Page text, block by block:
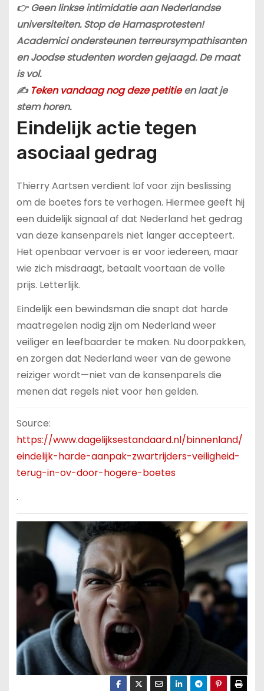
👉 Geen linkse intimidatie aan Nederlandse
universiteiten. Stop de Hamasprotesten!
Academici ondersteunen terreursympathisanten
en Joodse studenten worden gejaagd. De maat
is vol.
✍️ Teken vandaag nog deze petitieen laat je
stem horen.
Eindelijk actie tegen
asociaal gedrag
Thierry Aartsen verdient lof voor zijn beslissing
om de boetes fors te verhogen. Hiermee geeft hij
een duidelijk signaal af dat Nederland het gedrag
van deze kansenparels niet langer accepteert.
Het openbaar vervoer is er voor iedereen, maar
wie zich misdraagt, betaalt voortaan de volle
prijs. Letterlijk.
Eindelijk een bewindsman die snapt dat harde
maatregelen nodig zijn om Nederland weer
veiliger en leefbaarder te maken. Nu doorpakken,
en zorgen dat Nederland weer van de gewone
reiziger wordt—niet van de kansenparels die
menen dat regels niet voor hen gelden.
Source:
https://www.dagelijksestandaard.nl/binnenland/
eindelijk-harde-aanpak-zwartrijders-veiligheid-
terug-in-ov-door-hogere-boetes
.